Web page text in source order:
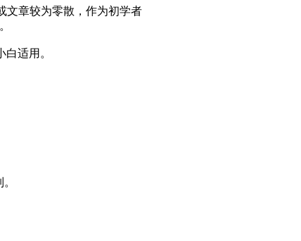
文章较为零散，作为初学者
适用。